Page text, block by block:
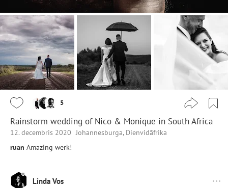
5
Rainstorm wedding of Nico & Monique in South Africa
12. decembris 2020 Johannesburga, Dienvidāfrika
ruan Amazing werk!
Linda Vos